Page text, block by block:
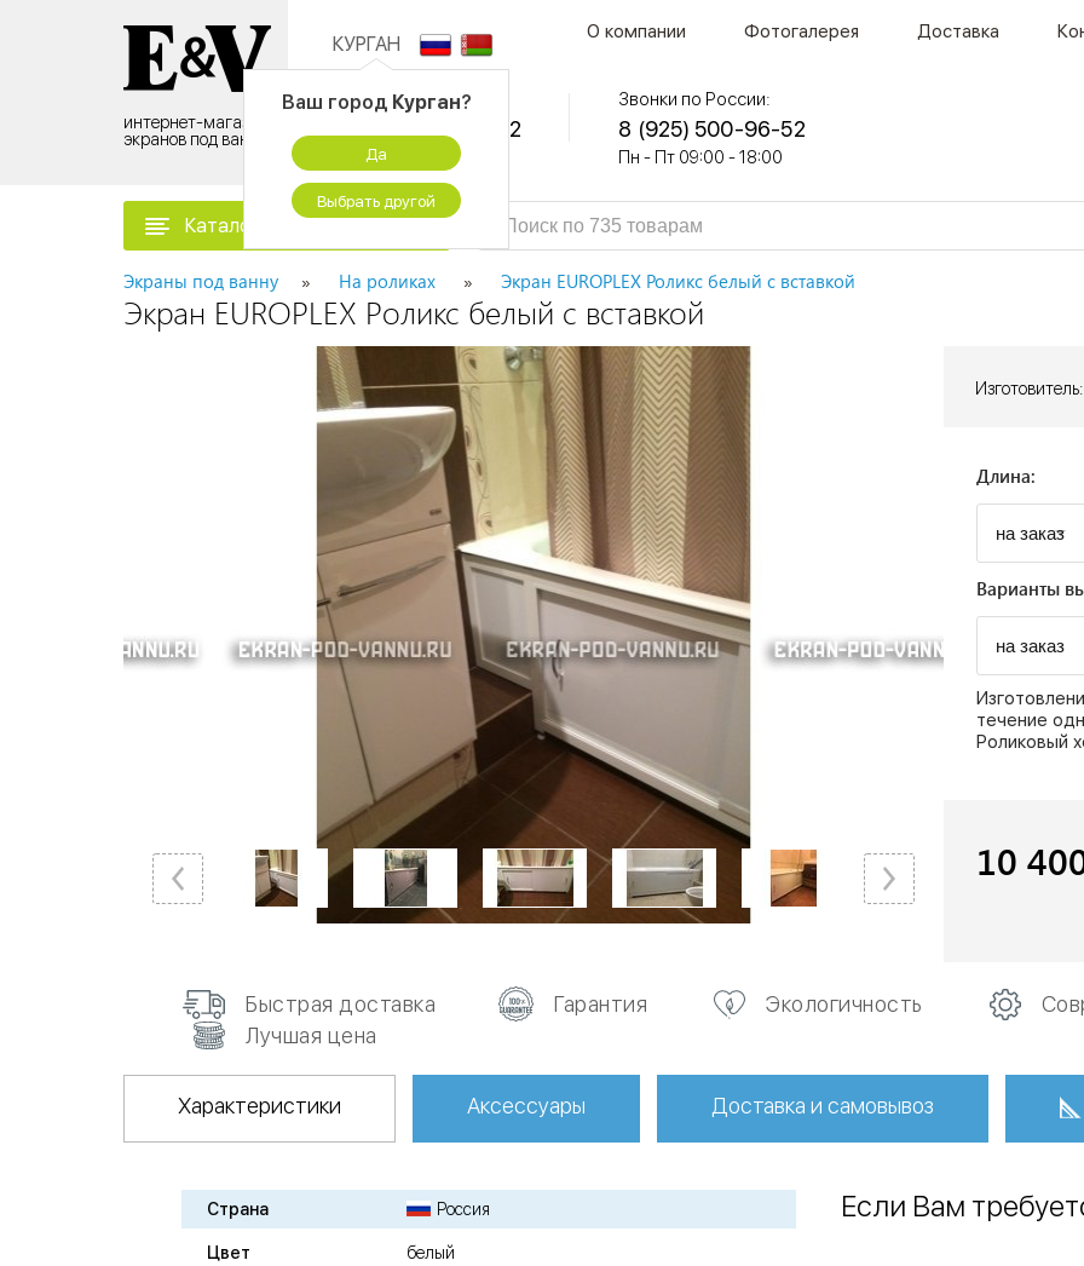
интернет-магазин
экранов под ванну
КУРГАН
Ваш город Курган?
Да
Выбрать другой
О компании Фотогалерея Доставка
Контактный центр:
8 (495) 500-96-52
временно не работаем
Звонки по России:
8 (925) 500-96-52
Пн - Пт 09:00 - 18:00
Каталог товаров
Экраны под ванну На роликах Экран EUROPLEX Роликс белый с вставкой
Экран EUROPLEX Роликс белый с вставкой
Изготовитель:
Длина:
Варианты
течение
Роликовый
10
Быстрая доставка Гарантия Экологичность
Лучшая цена
Характеристики Аксессуары Доставка и самовывоз
Страна Россия
Цвет белый
Если Вам